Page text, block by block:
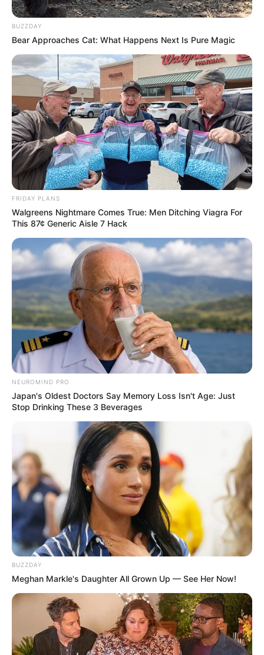
BUZZDAY
Bear Approaches Cat: What Happens Next Is Pure Magic
FRIDAY PLANS
Walgreens Nightmare Comes True: Men Ditching Viagra For
This 87¢ Generic Aisle 7 Hack
NEUROMIND PRO
Japan's Oldest Doctors Say Memory Loss Isn't Age: Just
Stop Drinking These 3 Beverages
BUZZDAY
Meghan Markle's Daughter All Grown Up — See Her Now!